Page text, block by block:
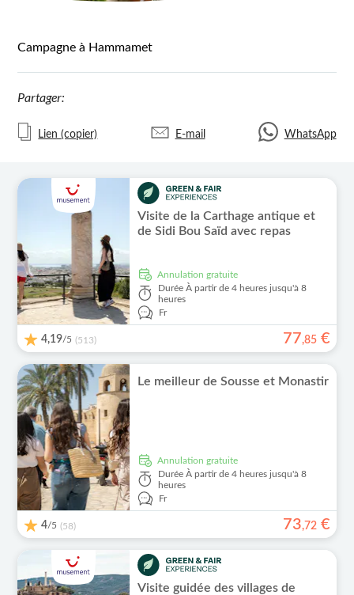
Campagne à Hammamet
Partager:
Lien (copier) E-mail WhatsApp
Visite de la Carthage antique et
de Sidi Bou Saïd avec repas
Annulation gratuite
Durée À partir de 4 heures jusqu'à 8
heures
Fr
4,19/5 (513) 77,85 €
Le meilleur de Sousse et Monastir
Annulation gratuite
Durée À partir de 4 heures jusqu'à 8
heures
Fr
4/5 (58) 73,72 €
Visite guidée des villages de